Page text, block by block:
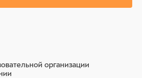
усвоению питательных
яблоко — отличный источник
работу ЖКТ.
организации